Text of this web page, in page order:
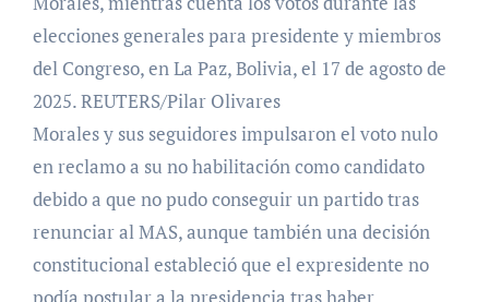
elecciones generales para presidente y miembros
del Congreso, en La Paz, Bolivia, el 17 de agosto de
2025. REUTERS/Pilar Olivares
Morales y sus seguidores impulsaron el voto nulo
en reclamo a su no habilitación como candidato
debido a que no pudo conseguir un partido tras
renunciar al MAS, aunque también una decisión
constitucional estableció que el expresidente no